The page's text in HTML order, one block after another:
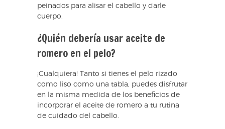
peinados para alisar el cabello y darle
cuerpo.
¿Quién debería usar aceite de
romero en el pelo?
¡Cualquiera! Tanto si tienes el pelo rizado
como liso como una tabla, puedes disfrutar
en la misma medida de los beneficios de
incorporar el aceite de romero a tu rutina
de cuidado del cabello.